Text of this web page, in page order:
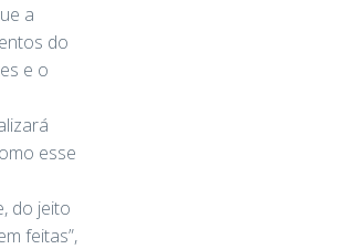
a
do
e o
esse
do jeito
feitas”,